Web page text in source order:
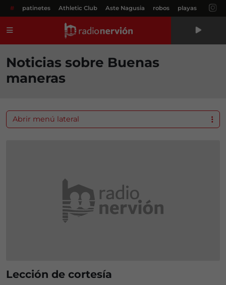
# patinetes Athletic Club Aste Nagusia robos playas
Noticias sobre Buenas
maneras
Lección de cortesía
Abrir menú lateral